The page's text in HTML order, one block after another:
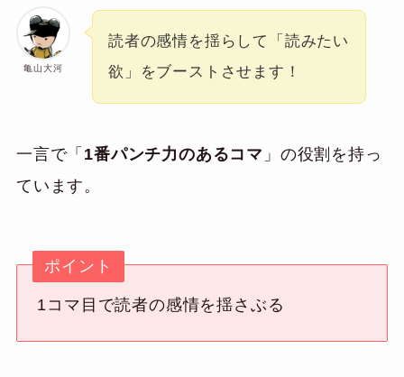
亀山大河
読者の感情を揺らして「読みたい
欲」をブーストさせます！
一言で「 1番パンチ力のあるコマ 」の役割を持っ
ています。
ポイント
1コマ目で読者の感情を揺さぶる